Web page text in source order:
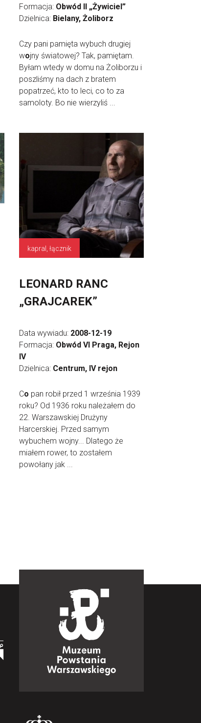
Formacja: Obwód II „Żywiciel”
Dzielnica: Bielany, Żoliborz
Czy pani pamięta wybuch drugiej
wojny światowej? Tak, pamiętam.
Byłam wtedy w domu na Żoliborzu i
poszliśmy na dach z bratem
popatrzeć, kto to leci, co to za
samoloty. Bo nie wierzyliś ...
kapral, łącznik
LEONARD RANC
„GRAJCAREK”
Data wywiadu: 2008-12-19
Formacja: Obwód VI Praga, Rejon
IV
Dzielnica: Centrum, IV rejon
Co pan robił przed 1 września 1939
roku? Od 1936 roku należałem do
22. Warszawskiej Drużyny
Harcerskiej. Przed samym
wybuchem wojny... Dlatego że
miałem rower, to zostałem
powołany jak ...